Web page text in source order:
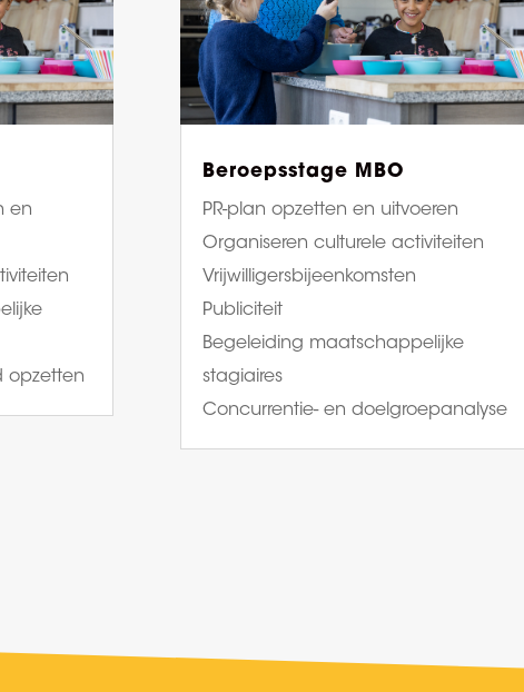
en
opzetten
Beroepsstage MBO
PR-plan opzetten en uitvoeren
Organiseren culturele activiteiten
Vrijwilligersbijeenkomsten
Publiciteit
Begeleiding maatschappelijke
stagiaires
Concurrentie- en doelgroepanalyse